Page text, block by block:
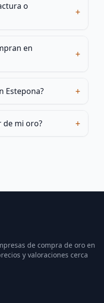
o
+
en
+
Estepona? +
de mi oro? +
de compra de oro en
y valoraciones cerca